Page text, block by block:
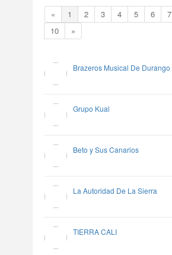
« 1 2 3 4 5 6 7
10
»
Brazeros Musical De Durango
Grupo Kual
Beto y Sus Canarios
La Autoridad De La Sierra
TIERRA CALI